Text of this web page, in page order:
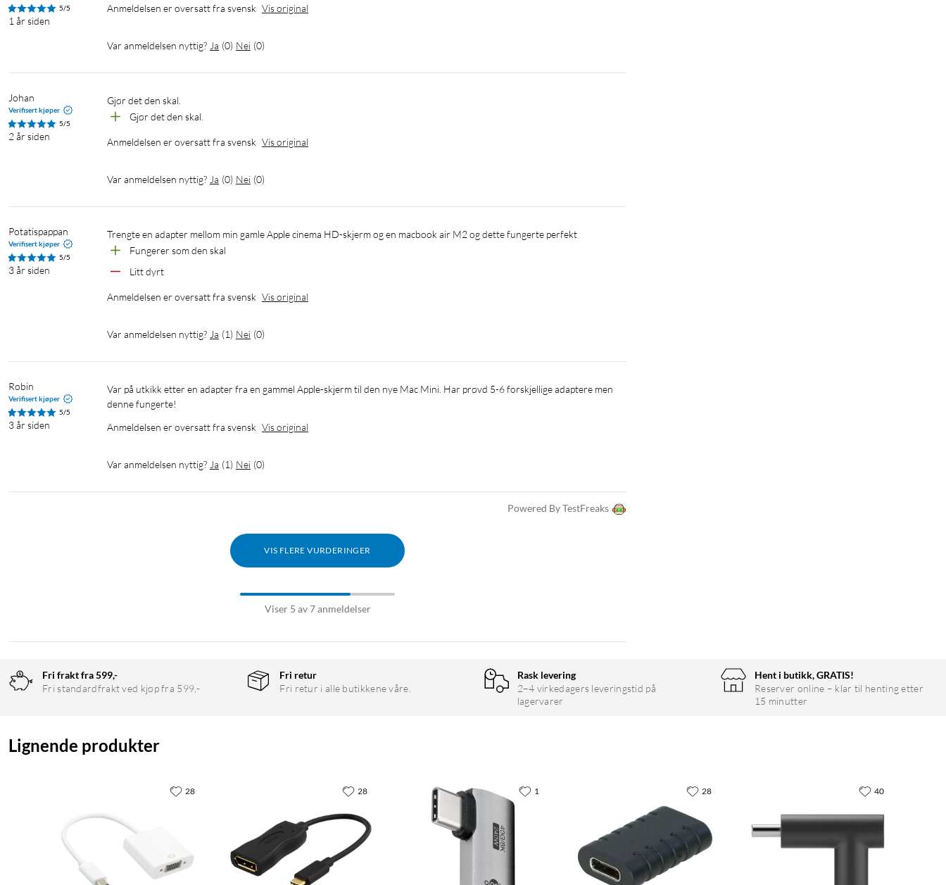
5/5
1 år siden
Anmeldelsen er oversatt fra svensk Vis original
Var anmeldelsen nyttig? Ja (0) Nei (0)
Johan
Verifisert kjøper
5/5
2 år siden
Gjør det den skal.
Gjør det den skal.
Anmeldelsen er oversatt fra svensk Vis original
Var anmeldelsen nyttig? Ja (0) Nei (0)
Potatispappan
Verifisert kjøper
5/5
3 år siden
Trengte en adapter mellom min gamle Apple cinema HD-skjerm og en macbook air M2 og dette fungerte perfekt
Fungerer som den skal
Litt dyrt
Anmeldelsen er oversatt fra svensk Vis original
Var anmeldelsen nyttig? Ja (1) Nei (0)
Robin
Verifisert kjøper
5/5
3 år siden
Var på utkikk etter en adapter fra en gammel Apple-skjerm til den nye Mac Mini. Har prøvd 5-6 forskjellige adaptere men
denne fungerte!
Anmeldelsen er oversatt fra svensk Vis original
Var anmeldelsen nyttig? Ja (1) Nei (0)
Powered By TestFreaks
VIS FLERE VURDERINGER
Viser 5 av 7 anmeldelser
Fri frakt fra 599,-
Fri standardfrakt ved kjøp fra 599,-
Fri retur
Fri retur i alle butikkene våre.
Rask levering
2–4 virkedagers leveringstid på
lagervarer
Hent i butikk, GRATIS!
Reserver online – klar til henting etter
15 minutter
Lignende produkter
28 28 1 28 40